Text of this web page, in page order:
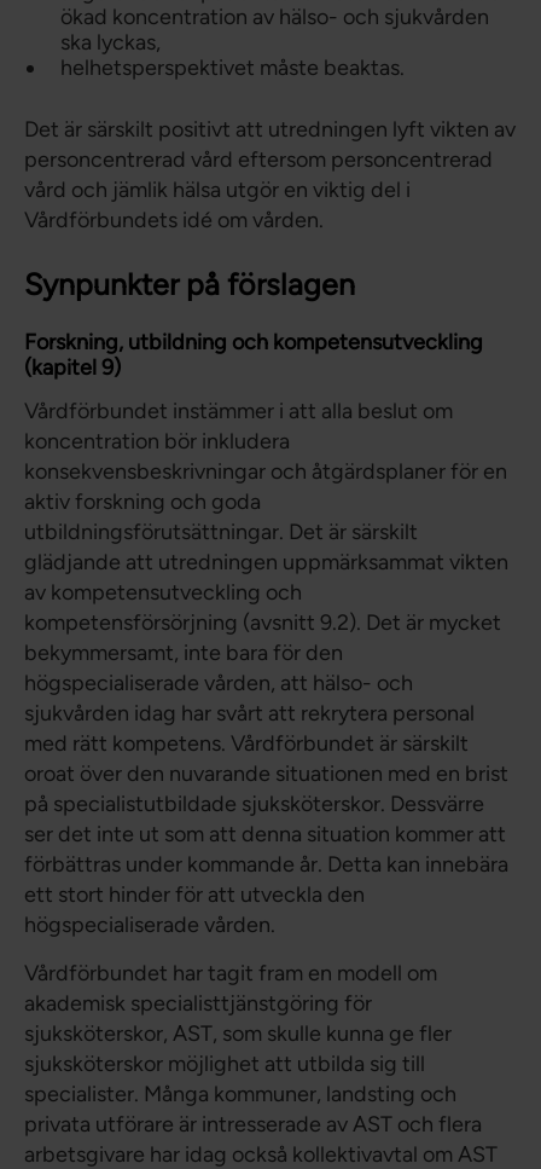
ökad koncentration av hälso- och sjukvården
ska lyckas,
helhetsperspektivet måste beaktas.
Det är särskilt positivt att utredningen lyft vikten av
personcentrerad vård eftersom personcentrerad
vård och jämlik hälsa utgör en viktig del i
Vårdförbundets idé om vården.
Synpunkter på förslagen
Forskning, utbildning och kompetensutveckling
(kapitel 9)
Vårdförbundet instämmer i att alla beslut om
koncentration bör inkludera
konsekvensbeskrivningar och åtgärdsplaner för en
aktiv forskning och goda
utbildningsförutsättningar. Det är särskilt
glädjande att utredningen uppmärksammat vikten
av kompetensutveckling och
kompetensförsörjning (avsnitt 9.2). Det är mycket
bekymmersamt, inte bara för den
högspecialiserade vården, att hälso- och
sjukvården idag har svårt att rekrytera personal
med rätt kompetens. Vårdförbundet är särskilt
oroat över den nuvarande situationen med en brist
på specialistutbildade sjuksköterskor. Dessvärre
ser det inte ut som att denna situation kommer att
förbättras under kommande år. Detta kan innebära
ett stort hinder för att utveckla den
högspecialiserade vården.
Vårdförbundet har tagit fram en modell om
akademisk specialisttjänstgöring för
sjuksköterskor, AST, som skulle kunna ge fler
sjuksköterskor möjlighet att utbilda sig till
specialister. Många kommuner, landsting och
privata utförare är intresserade av AST och flera
arbetsgivare har idag också kollektivavtal om AST